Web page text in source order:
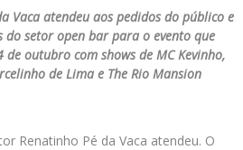
Vaca atendeu aos pedidos do público e
do setor open bar para o evento que
de outubro com shows de MC Kevinho,
de Lima e The Rio Mansion
Renatinho Pé da Vaca atendeu. O